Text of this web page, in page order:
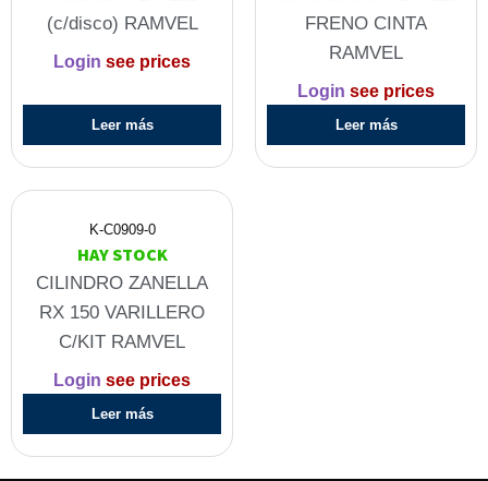
(c/disco) RAMVEL
Login see prices
Leer más
FRENO CINTA
RAMVEL
Login see prices
Leer más
K-C0909-0
HAY STOCK
CILINDRO ZANELLA
RX 150 VARILLERO
C/KIT RAMVEL
Login see prices
Leer más